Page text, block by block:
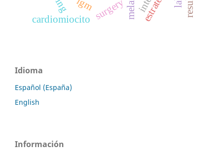
surgery
igm
cardiomiocito
Idioma
Español (España)
English
Información